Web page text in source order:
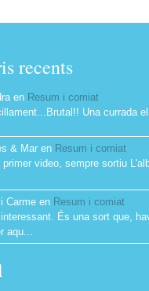
recents
en Resum i comiat
Una currada
& Mar en Resum i comiat
primer video, sempre sortiu
Carme en Resum i comiat
És una sort que,
aqu...